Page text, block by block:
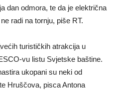
dan odmora, te da je električna
radi na tornju, piše RT.
turističkih atrakcija u
vu listu Svjetske baštine.
ukopani su neki od
Hruščova, pisca Antona